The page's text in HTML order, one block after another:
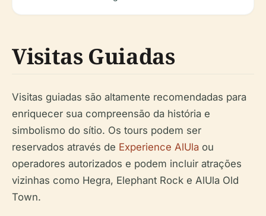
Visitas Guiadas
Visitas guiadas são altamente recomendadas para
enriquecer sua compreensão da história e
simbolismo do sítio. Os tours podem ser
reservados através de Experience AlUla ou
operadores autorizados e podem incluir atrações
vizinhas como Hegra, Elephant Rock e AlUla Old
Town.